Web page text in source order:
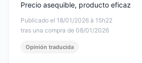
Publicado el 18/01/2026 à 15h22
tras una compra de 08/01/2026
Precio asequible, producto eficaz
Opinión traducida